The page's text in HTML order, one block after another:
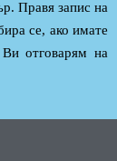
Правя запис на
се, ако имате
отговарям на